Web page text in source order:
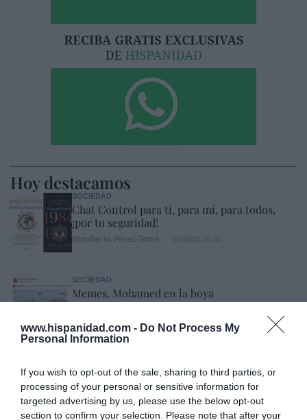
www.hispanidad.com - Do Not Process My
Personal Information
If you wish to opt-out of the sale, sharing to third parties, or
processing of your personal or sensitive information for
targeted advertising by us, please use the below opt-out
section to confirm your selection. Please note that after your
Hoy destacamos
SOCIEDAD
Chat Control para ti, para mí, para todos,
¡por tu seguridad!
SOCIEDAD
Memes. Mohamed en la boya
“Ya que gobernamos mal, gobernemos
barato”
Eulogio López